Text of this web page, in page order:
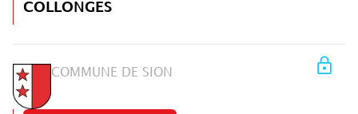
COLLONGES
COMMUNE DE SION